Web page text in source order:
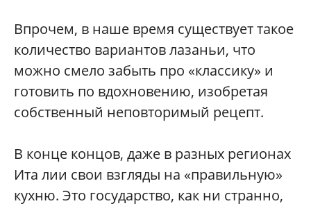
Впрочем, в наше время существует такое
количество вариантов лазаньи, что
можно смело забыть про «классику» и
готовить по вдохновению, изобретая
собственный неповторимый рецепт.
В конце концов, даже в разных регионах
Ита лии свои взгляды на «правильную»
кухню. Это государство, как ни странно,